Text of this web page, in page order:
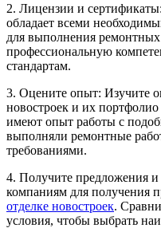
2. Лицензии и
обладает всеми
для выполнения
профессиональную
стандартам.
3. Оцените опыт: Изучите
новостроек и их
имеют опыт работы с
выполняли ремонтные
требованиями.
4. Получите предложения
компаниям для получения
отделке новостроек.
условия, чтобы выбрать